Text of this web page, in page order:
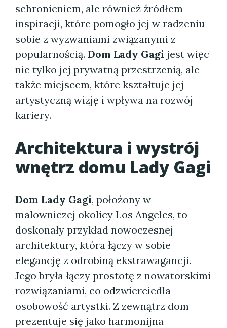
schronieniem, ale również źródłem
inspiracji, które pomogło jej w radzeniu
sobie z wyzwaniami związanymi z
popularnością. Dom Lady Gagi jest więc
nie tylko jej prywatną przestrzenią, ale
także miejscem, które kształtuje jej
artystyczną wizję i wpływa na rozwój
kariery.
Architektura i wystrój
wnętrz domu Lady Gagi
Dom Lady Gagi, położony w
malowniczej okolicy Los Angeles, to
doskonały przykład nowoczesnej
architektury, która łączy w sobie
elegancję z odrobiną ekstrawagancji.
Jego bryła łączy prostotę z nowatorskimi
rozwiązaniami, co odzwierciedla
osobowość artystki. Z zewnątrz dom
prezentuje się jako harmonijna